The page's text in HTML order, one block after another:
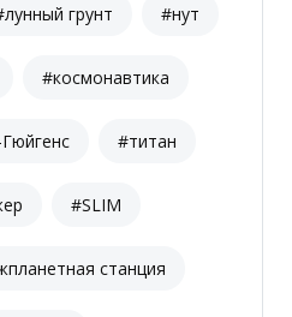
грунт #нут
#космонавтика
#титан
#SLIM
станция